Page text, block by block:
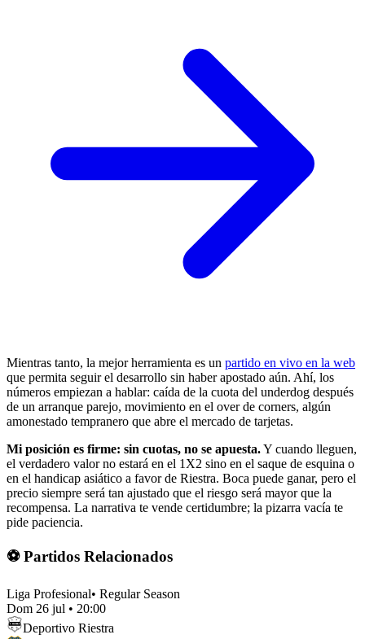
Mientras tanto, la mejor herramienta es un partido en vivo en la web
que permita seguir el desarrollo sin haber apostado aún. Ahí, los
números empiezan a hablar: caída de la cuota del underdog después
de un arranque parejo, movimiento en el over de corners, algún
amonestado tempranero que abre el mercado de tarjetas.
Mi posición es firme: sin cuotas, no se apuesta.Y cuando lleguen,
el verdadero valor no estará en el 1X2 sino en el saque de esquina o
en el handicap asiático a favor de Riestra. Boca puede ganar, pero el
precio siempre será tan ajustado que el riesgo será mayor que la
recompensa. La narrativa te vende certidumbre; la pizarra vacía te
pide paciencia.
⚽ Partidos Relacionados
Liga Profesional• Regular Season
Dom 26 jul • 20:00
Deportivo Riestra